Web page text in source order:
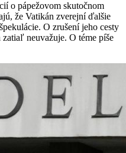
o pápežovom skutočnom
že Vatikán zverejní ďalšie
O zrušení jeho cesty
zatiaľ neuvažuje. O téme píše